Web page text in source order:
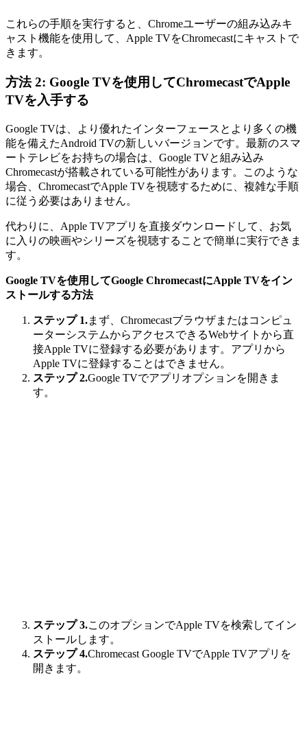
これらの手順を実行すると、Chromeユーザーの組み込みキ
ャスト機能を使用して、Apple TVをChromecastにキャストで
きます。
方法 2: Google TVを使用してChromecastでApple
TVを入手する
Google TVは、より優れたインターフェースとより多くの機
能を備えたAndroid TVの新しいバージョンです。最新のスマ
ートテレビをお持ちの場合は、Google TVと組み込み
Chromecastが搭載されている可能性があります。このような
場合、ChromecastでApple TVを視聴するために、複雑な手順
に従う必要はありません。
代わりに、Apple TVアプリを直接ダウンロードして、お気
に入りの映画やシリーズを視聴することで簡単に実行できま
す。
Google TVを使用してGoogle ChromecastにApple TVをイン
ストールする方法
ステップ 1.まず、Chromecastブラウザまたはコンピュ
ーターシステムからアクセスできるWebサイトから直
接Apple TVに登録する必要があります。アプリから
Apple TVに登録することはできません。
ステップ 2.Google TVでアプリオプションを開きま
す。
ステップ 3.このオプションでApple TVを検索してイン
ストールします。
ステップ 4.Chromecast Google TVでApple TVアプリを
開きます。